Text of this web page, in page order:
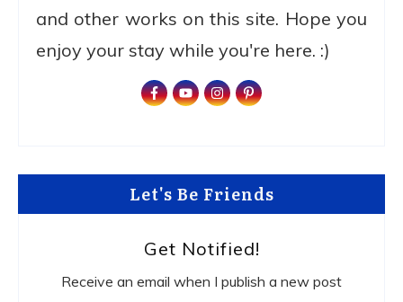
and other works on this site. Hope you
enjoy your stay while you're here. :)
Let's Be Friends
Get Notified!
Receive an email when I publish a new post